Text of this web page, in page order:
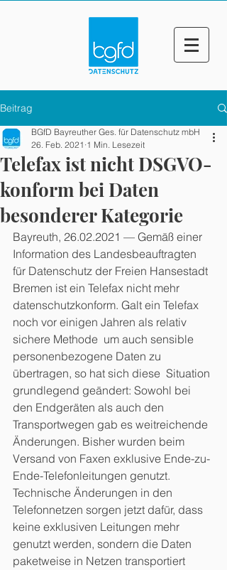
Beitrag
Telefax ist nicht DSGVO-
konform bei Daten
besonderer Kategorie
BGfD Bayreuther Ges. für Datenschutz mbH
26. Feb. 2021 1 Min. Lesezeit
Bayreuth, 26.02.2021 — Gemäß einer
Information des Landesbeauftragten
für Datenschutz der Freien Hansestadt
Bremen ist ein Telefax nicht mehr
datenschutzkonform. Galt ein Telefax
noch vor einigen Jahren als relativ
sichere Methode  um auch sensible
personenbezogene Daten zu
übertragen, so hat sich diese  Situation
grundlegend geändert: Sowohl bei
den Endgeräten als auch den
Transportwegen gab es weitreichende
Änderungen. Bisher wurden beim
Versand von Faxen exklusive Ende-zu-
Ende-Telefonleitungen genutzt.
Technische Änderungen in den
Telefonnetzen sorgen jetzt dafür, dass
keine exklusiven Leitungen mehr
genutzt werden, sondern die Daten
paketweise in Netzen transportiert